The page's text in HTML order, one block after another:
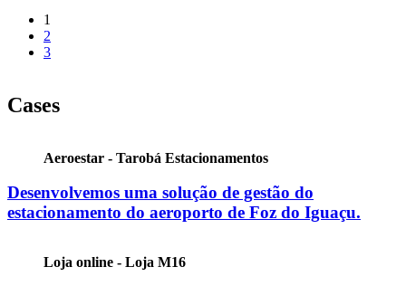
1
2
3
Cases
Aeroestar - Tarobá Estacionamentos
Desenvolvemos uma solução de gestão do
estacionamento do aeroporto de Foz do Iguaçu.
Loja online - Loja M16